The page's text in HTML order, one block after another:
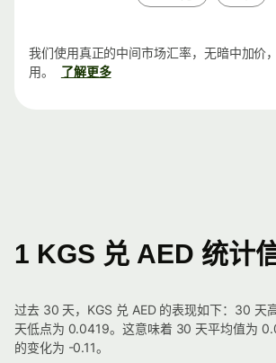
我们使用真正的中间市场汇率，无暗中加价
用。
了解更多
1 KGS 兑 AED 统计
过去 30 天，KGS 兑 AED 的表现如下：30 天
天低点为 0.0419。这意味着 30 天平均值为
的变化为 -0.11。